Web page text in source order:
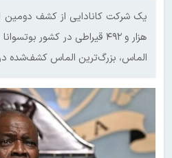
هزار و ۴۹۲ قیراطی در کشور
الماس، بزرگ‌ترین الماس کشف‌شده